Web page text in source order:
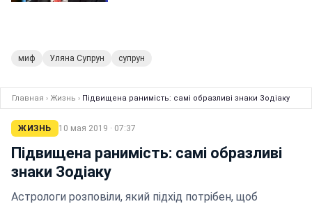
миф Уляна Супрун супрун
Главная › Жизнь › Підвищена ранимість: самі образливі знаки Зодіаку
ЖИЗНЬ 10 мая 2019 · 07:37
Підвищена ранимість: самі образливі
знаки Зодіаку
Астрологи розповіли, який підхід потрібен, щоб